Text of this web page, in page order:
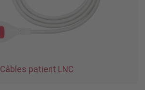
Câbles patient LNC